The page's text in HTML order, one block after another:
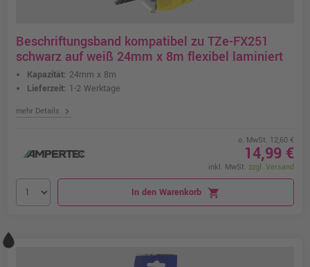
Beschriftungsband kompatibel zu TZe-FX251
schwarz auf weiß 24mm x 8m flexibel laminiert
Kapazität: 24mm x 8m
Lieferzeit: 1-2 Werktage
mehr Details chevron_right
o. MwSt. 12,60 €
14,99 €
inkl. MwSt. zzgl. Versand
In den Warenkorb shopping_cart